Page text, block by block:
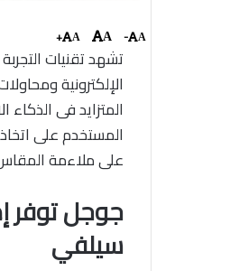
A
-
A
A
+
تشهد تقنيات
الإلكترونية
المتزايد فى
المستخدم على
على ملاءمة
جوجل توفر
سيلفي